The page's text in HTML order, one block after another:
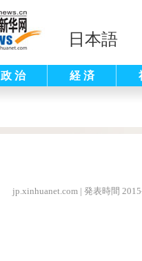
日本語
政 治 経 済
jp.xinhuanet.com | 発表時間